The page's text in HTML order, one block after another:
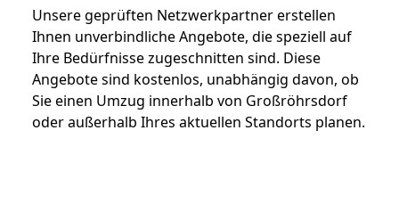
Unsere geprüften Netzwerkpartner erstellen
Ihnen unverbindliche Angebote, die speziell auf
Ihre Bedürfnisse zugeschnitten sind. Diese
Angebote sind kostenlos, unabhängig davon, ob
Sie einen Umzug innerhalb von Großröhrsdorf
oder außerhalb Ihres aktuellen Standorts planen.